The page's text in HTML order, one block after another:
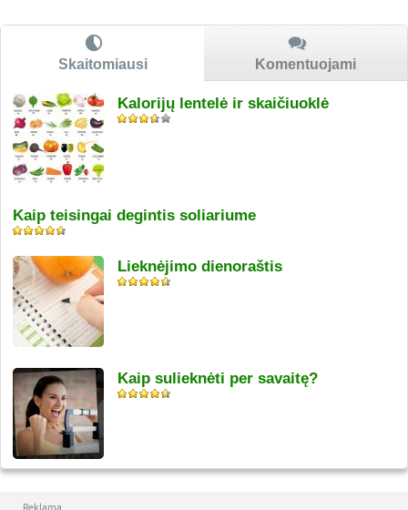
Skaitomiausi Komentuojami
Kalorijų lentelė ir skaičiuoklė
Kaip teisingai degintis soliariume
Lieknėjimo dienoraštis
Kaip sulieknėti per savaitę?